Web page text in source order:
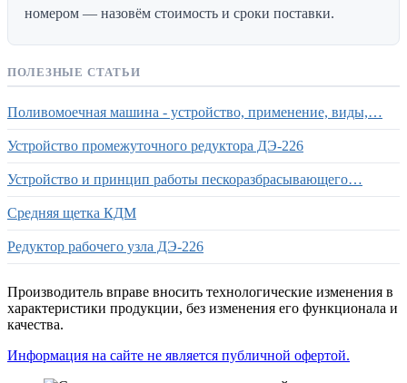
номером — назовём стоимость и сроки поставки.
ПОЛЕЗНЫЕ СТАТЬИ
Поливомоечная машина - устройство, применение, виды,…
Устройство промежуточного редуктора ДЭ-226
Устройство и принцип работы пескоразбрасывающего…
Средняя щетка КДМ
Редуктор рабочего узла ДЭ-226
Производитель вправе вносить технологические изменения в
характеристики продукции, без изменения его функционала и
качества.
Информация на сайте не является публичной офертой.